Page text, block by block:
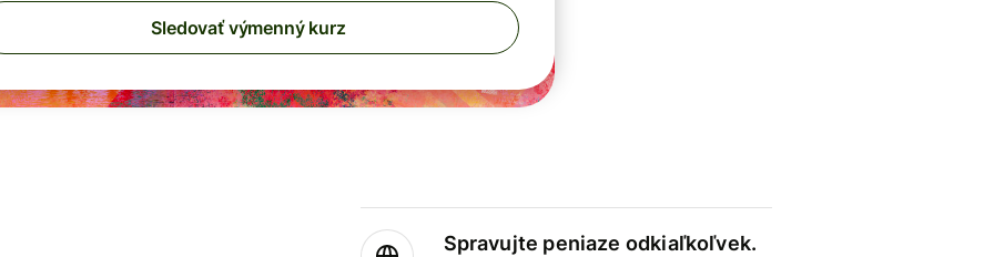
Sledovať výmenný kurz
Spravujte peniaze odkiaľkoľvek.